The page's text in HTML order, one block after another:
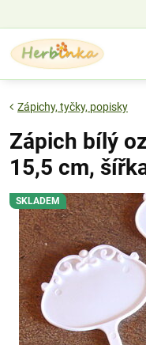
SKLADEM
Zápichy, tyčky, popisky
Zápich bílý
15,5 cm,